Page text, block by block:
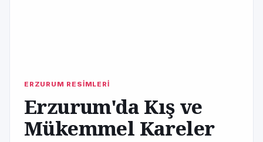
ERZURUM RESİMLERİ
Erzurum'da Kış ve
Mükemmel Kareler